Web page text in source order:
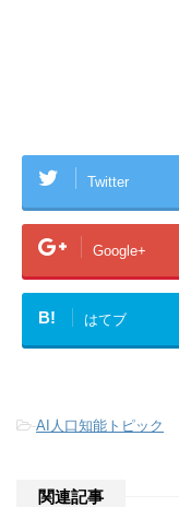
Twitter
Google+
B! はてブ
-AI人口知能トピック
関連記事